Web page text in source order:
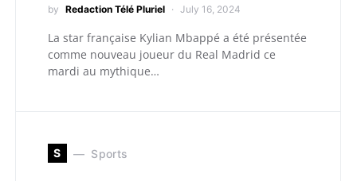
by Redaction Télé Pluriel July 16, 2024
La star française Kylian Mbappé a été présentée
comme nouveau joueur du Real Madrid ce
mardi au mythique…
S Sports